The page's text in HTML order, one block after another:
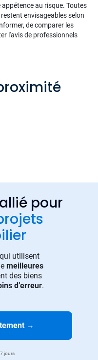
au risque. Toutes
envisageables selon
de comparer les
l'avis de professionnels
pour
utilisent
meilleures
des biens
d’erreur.
→
jours